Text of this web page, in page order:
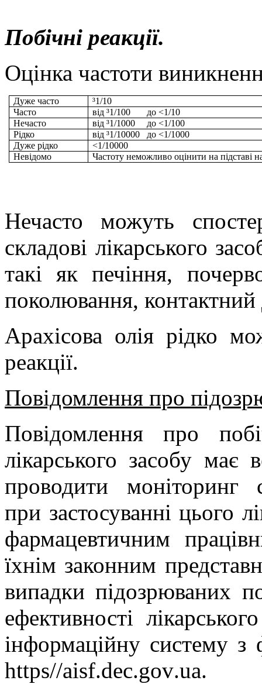
Побічні реакції.
Оцінка частоти
Дуже часто ³1/10
Часто
від³1/100 до<1/10
Нечасто
від³1/1000 до<1/100
Рідко
від³1/10000 до<1/1000
Дуже рідко
<1/10000
Невідомо
Частоту неможливо оцінити на підставі
Нечасто можуть
складові лікарського
такі як печіння,
поколювання, контактний
Арахісова олія рідко
реакції.
Повідомлення про
Повідомлення про
лікарського засобу має
проводити моніторинг
при застосуванні цього
фармацевтичним
їхнім законним
випадки підозрюваних
ефективності
інформаційну систему з
https//aisf.dec.gov.ua.